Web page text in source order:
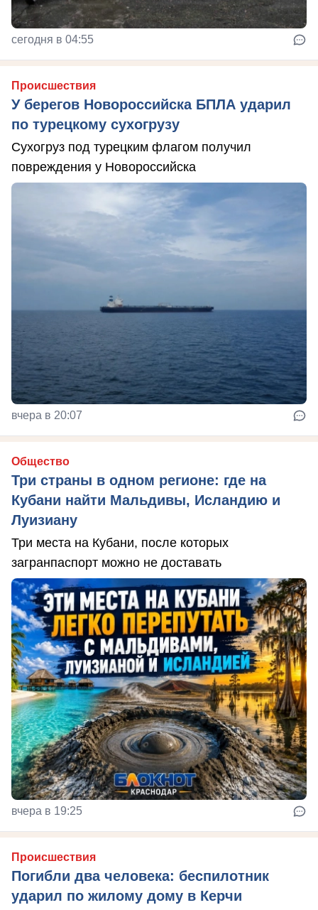
сегодня в 04:55
Происшествия
У берегов Новороссийска БПЛА ударил
по турецкому сухогрузу
Сухогруз под турецким флагом получил
повреждения у Новороссийска
вчера в 20:07
Общество
Три страны в одном регионе: где на
Кубани найти Мальдивы, Исландию и
Луизиану
Три места на Кубани, после которых
загранпаспорт можно не доставать
вчера в 19:25
Происшествия
Погибли два человека: беспилотник
ударил по жилому дому в Керчи